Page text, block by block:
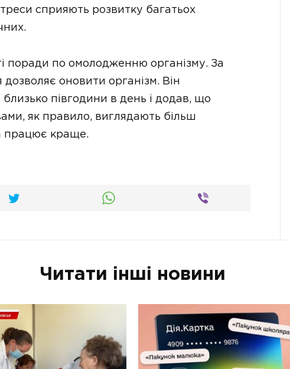
сприяють розвитку багатьох
поради по омолодженню організму. За
оновити організм. Він
півгодини в день і додав, що
як правило, виглядають більш
працює краще.
Читати інші новини